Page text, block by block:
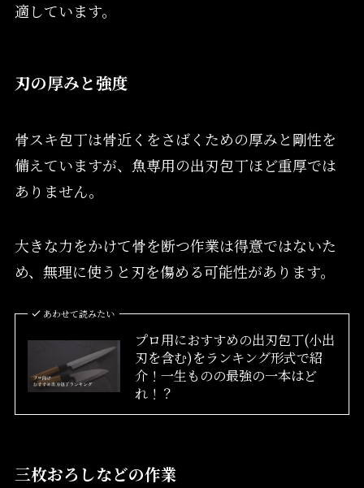
適しています。
刃の厚みと強度
骨スキ包丁は骨近くをさばくための厚みと剛性を
備えていますが、魚専用の出刃包丁ほど重厚では
ありません。
大きな力をかけて骨を断つ作業は得意ではないた
め、無理に使うと刃を傷める可能性があります。
あわせて読みたい
プロ用におすすめの出刃包丁(小出
刃を含む)をランキング形式で紹
介！一生ものの最強の一本はど
れ！？
三枚おろしなどの作業